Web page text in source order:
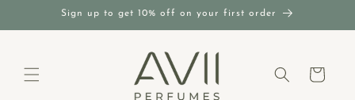
direttamente
ai contenuti
Sign up to get 10% off on your first order
Carrello